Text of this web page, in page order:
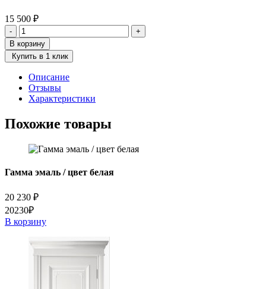
15 500 ₽
Количество
товара
Корсо
эмаль
стекло
лакобель
черное
-
+
В корзину
Купить в 1 клик
Описание
Отзывы
Характеристики
Похожие товары
Гамма эмаль / цвет белая
20 230 ₽
20230₽
В корзину